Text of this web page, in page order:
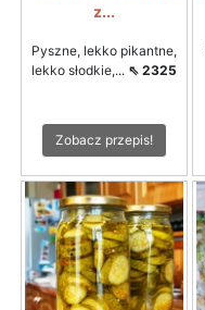
z...
Pyszne, lekko pikantne,
lekko słodkie,... ⇖ 2325
Zobacz przepis!